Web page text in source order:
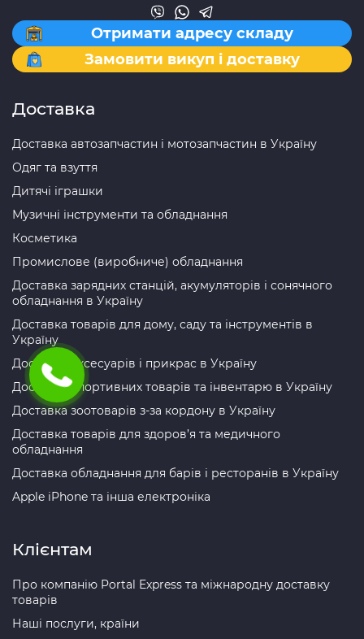
Отримати адресу складу
Замовити викуп і доставку
Доставка
Доставка автозапчастин і мотозапчастин в Україну
Одяг та взуття
Дитячі іграшки
Музичні інструменти та обладнання
Косметика
Промислове (виробниче) обладнання
Доставка зарядних станцій, акумуляторів і сонячного
обладнання в Україну
Доставка товарів для дому, саду та інструментів в
Україну
Доставка аксесуарів і прикрас в Україну
Доставка спортивних товарів та інвентарю в Україну
Доставка зоотоварів з-за кордону в Україну
Доставка товарів для здоров’я та медичного
обладнання
Доставка обладнання для барів і ресторанів в Україну
Apple iPhone та інша електроніка
Клієнтам
Про компанію Portal Express та міжнародну доставку
товарів
Наші послуги, країни